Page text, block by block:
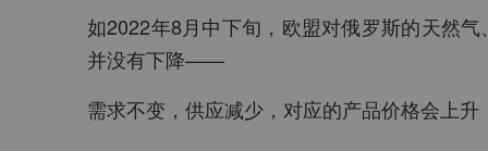
如2022年8月中下旬，欧盟对俄罗斯的天然
并没有下降——
需求不变，供应减少，对应的产品价格会上